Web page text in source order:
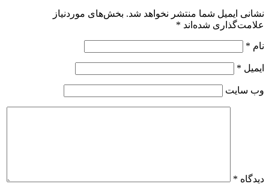
نشانی ایمیل شما منتشر نخواهد شد. بخش‌های موردنیاز
علامت‌گذاری شده‌اند *
نام *
ایمیل *
وب‌ سایت
دیدگاه *